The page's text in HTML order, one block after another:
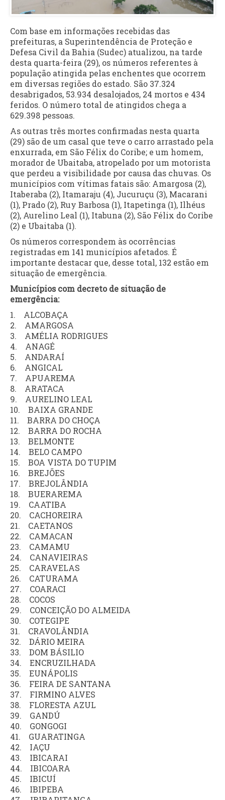
Com base em informações recebidas das
prefeituras, a Superintendência de Proteção e
Defesa Civil da Bahia (Sudec) atualizou, na tarde
desta quarta-feira (29), os números referentes à
população atingida pelas enchentes que ocorrem
em diversas regiões do estado. São 37.324
desabrigados, 53.934 desalojados, 24 mortos e 434
feridos. O número total de atingidos chega a
629.398 pessoas.
As outras três mortes confirmadas nesta quarta
(29) são de um casal que teve o carro arrastado pela
enxurrada, em São Félix do Coribe; e um homem,
morador de Ubaitaba, atropelado por um motorista
que perdeu a visibilidade por causa das chuvas. Os
municípios com vítimas fatais são: Amargosa (2),
Itaberaba (2), Itamaraju (4), Jucuruçu (3), Macarani
(1), Prado (2), Ruy Barbosa (1), Itapetinga (1), Ilhéus
(2), Aurelino Leal (1), Itabuna (2), São Félix do Coribe
(2) e Ubaitaba (1).
Os números correspondem às ocorrências
registradas em 141 municípios afetados. É
importante destacar que, desse total, 132 estão em
situação de emergência.
Municípios com decreto de situação de
emergência:
1. ALCOBAÇA
2. AMARGOSA
3. AMÉLIA RODRIGUES
4. ANAGÉ
5. ANDARAÍ
6. ANGICAL
7. APUAREMA
8. ARATACA
9. AURELINO LEAL
10. BAIXA GRANDE
11. BARRA DO CHOÇA
12. BARRA DO ROCHA
13. BELMONTE
14. BELO CAMPO
15. BOA VISTA DO TUPIM
16. BREJÕES
17. BREJOLÂNDIA
18. BUERAREMA
19. CAATIBA
20. CACHOREIRA
21. CAETANOS
22. CAMACAN
23. CAMAMU
24. CANAVIEIRAS
25. CARAVELAS
26. CATURAMA
27. COARACI
28. COCOS
29. CONCEIÇÃO DO ALMEIDA
30. COTEGIPE
31. CRAVOLÂNDIA
32. DÁRIO MEIRA
33. DOM BÁSILIO
34. ENCRUZILHADA
35. EUNÁPOLIS
36. FEIRA DE SANTANA
37. FIRMINO ALVES
38. FLORESTA AZUL
39. GANDÚ
40. GONGOGI
41. GUARATINGA
42. IAÇU
43. IBICARAI
44. IBICOARA
45. IBICUÍ
46. IBIPEBA